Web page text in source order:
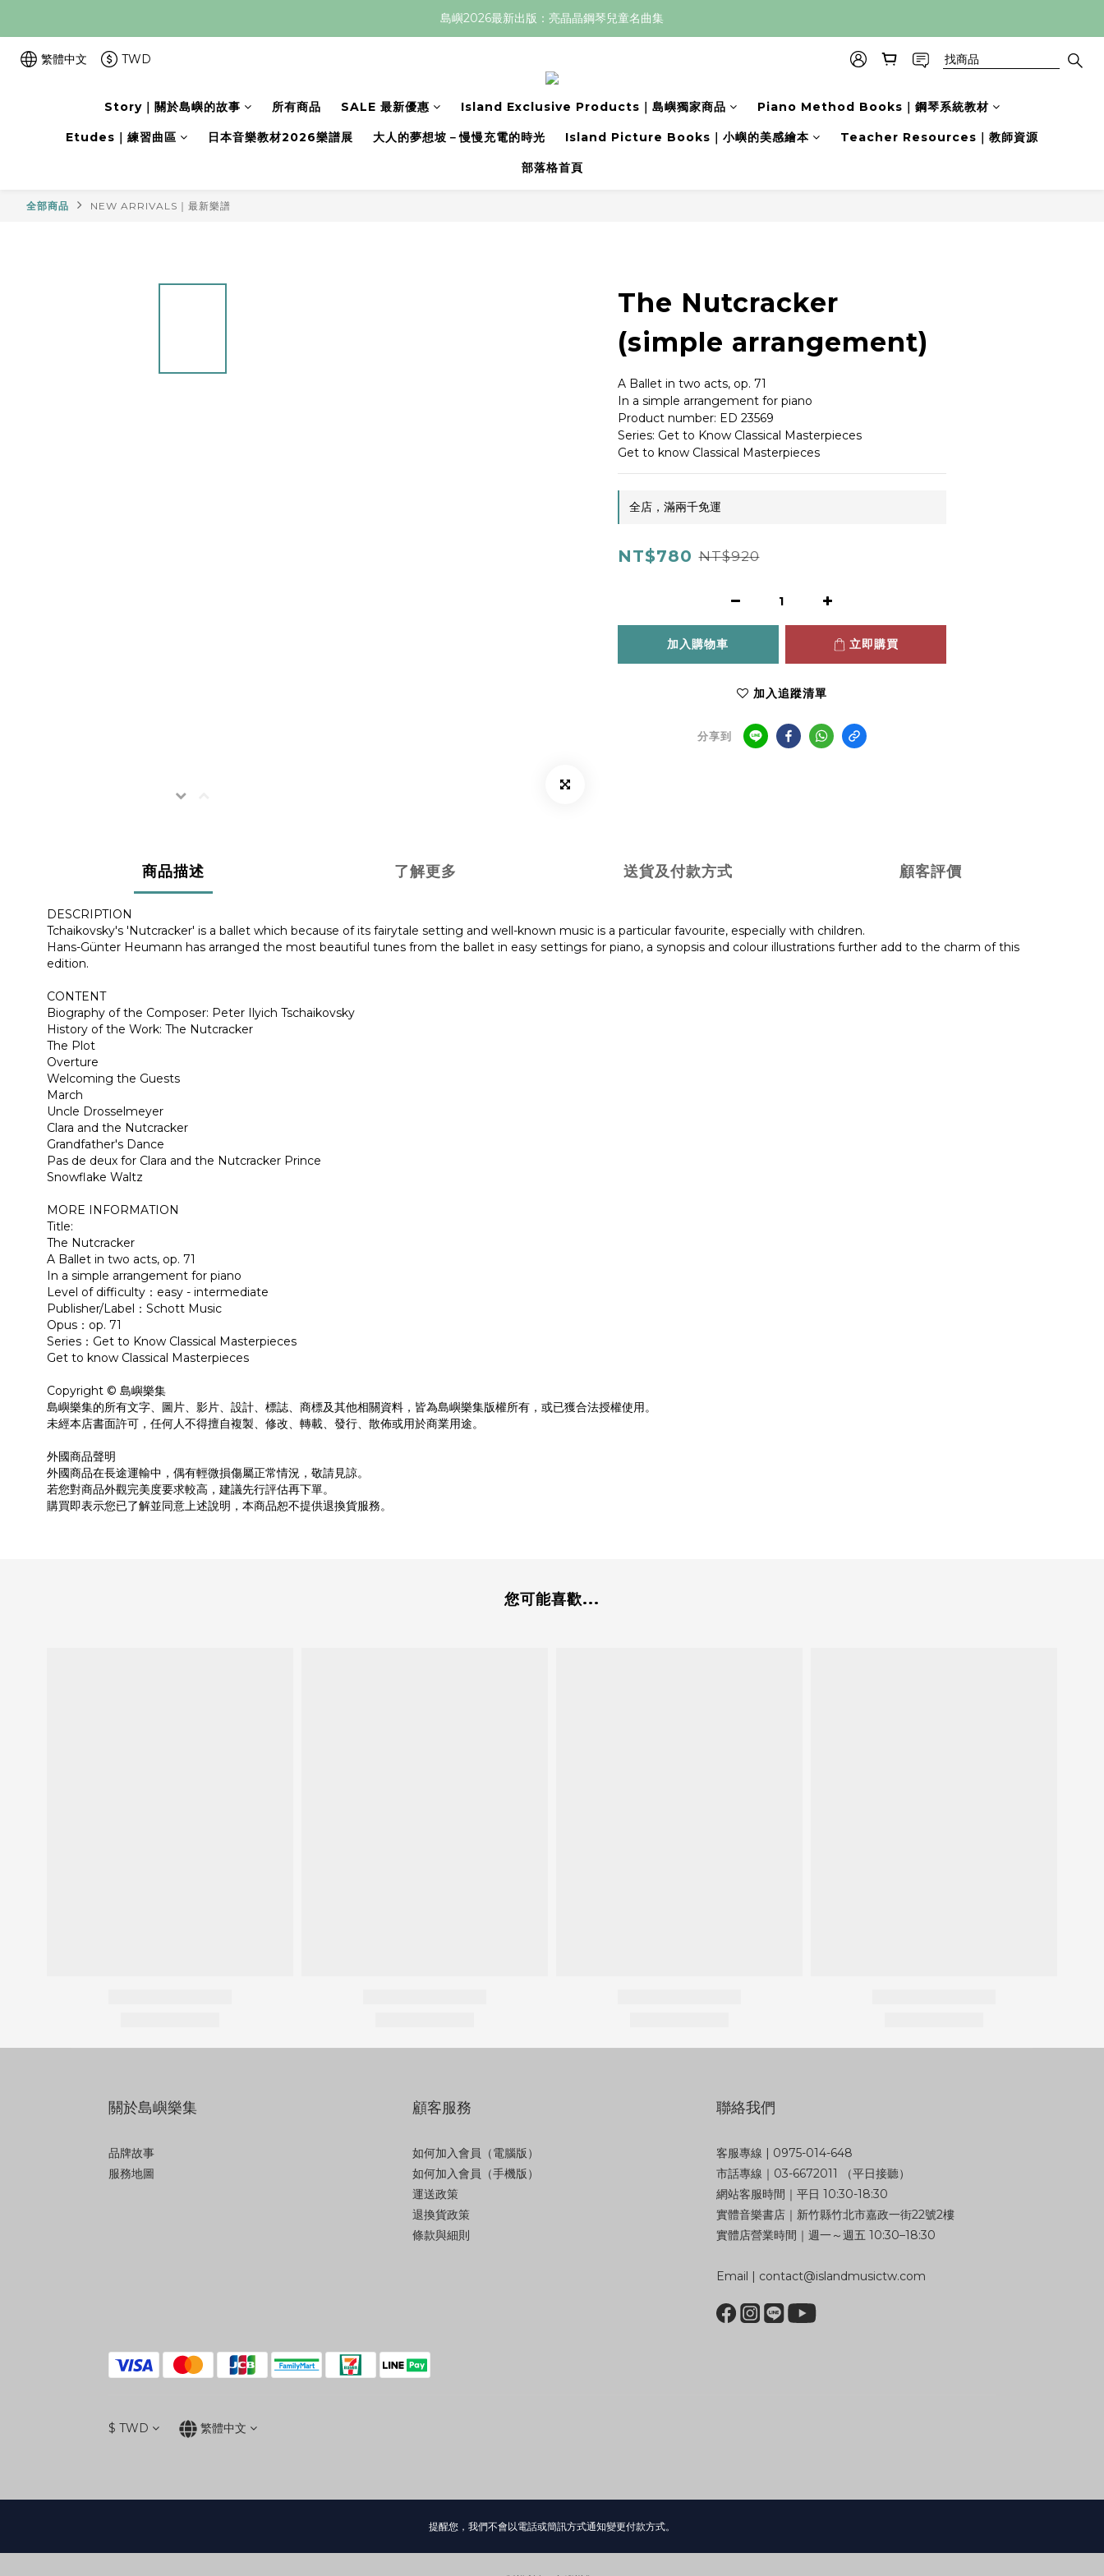
島嶼2026最新出版：亮晶晶鋼琴兒童名曲集
繁體中文 TWD
Story｜關於島嶼的故事 所有商品 SALE 最新優惠 Island Exclusive Products｜島嶼獨家商品 Piano Method Books｜鋼琴系統教材
Etudes｜練習曲區 日本音樂教材2026樂譜展 大人的夢想坡－慢慢充電的時光 Island Picture Books｜小嶼的美感繪本 Teacher Resources｜教師資源
部落格首頁
全部商品 NEW ARRIVALS｜最新樂譜
The Nutcracker
(simple arrangement)
A Ballet in two acts, op. 71
In a simple arrangement for piano
Product number: ED 23569
Series: Get to Know Classical Masterpieces
Get to know Classical Masterpieces
全店，滿兩千免運
NT$780 NT$920
加入購物車 立即購買
加入追蹤清單
分享到
商品描述 了解更多 送貨及付款方式 顧客評價
DESCRIPTION
Tchaikovsky's 'Nutcracker' is a ballet which because of its fairytale setting and well-known music is a particular favourite, especially with children.
Hans-Günter Heumann has arranged the most beautiful tunes from the ballet in easy settings for piano, a synopsis and colour illustrations further add to the charm of this
edition.
CONTENT
Biography of the Composer: Peter Ilyich Tschaikovsky
History of the Work: The Nutcracker
The Plot
Overture
Welcoming the Guests
March
Uncle Drosselmeyer
Clara and the Nutcracker
Grandfather's Dance
Pas de deux for Clara and the Nutcracker Prince
Snowflake Waltz
MORE INFORMATION
Title:
The Nutcracker
A Ballet in two acts, op. 71
In a simple arrangement for piano
Level of difficulty：easy - intermediate
Publisher/Label：Schott Music
Opus：op. 71
Series：Get to Know Classical Masterpieces
Get to know Classical Masterpieces
Copyright © 島嶼樂集
島嶼樂集的所有文字、圖片、影片、設計、標誌、商標及其他相關資料，皆為島嶼樂集版權所有，或已獲合法授權使用。
未經本店書面許可，任何人不得擅自複製、修改、轉載、發行、散佈或用於商業用途。
外國商品聲明
外國商品在長途運輸中，偶有輕微損傷屬正常情況，敬請見諒。
若您對商品外觀完美度要求較高，建議先行評估再下單。
購買即表示您已了解並同意上述說明，本商品恕不提供退換貨服務。
您可能喜歡...
關於島嶼樂集
品牌故事
服務地圖
顧客服務
如何加入會員（電腦版）
如何加入會員（手機版）
運送政策
退換貨政策
條款與細則
聯絡我們
客服專線 | 0975-014-648
市話專線｜03-6672011 （平日接聽）
網站客服時間｜平日 10:30-18:30
實體音樂書店｜新竹縣竹北市嘉政一街22號2樓
實體店營業時間｜週一～週五 10:30–18:30
Email | contact@islandmusictw.com
$ TWD 繁體中文
提醒您，我們不會以電話或簡訊方式通知變更付款方式。